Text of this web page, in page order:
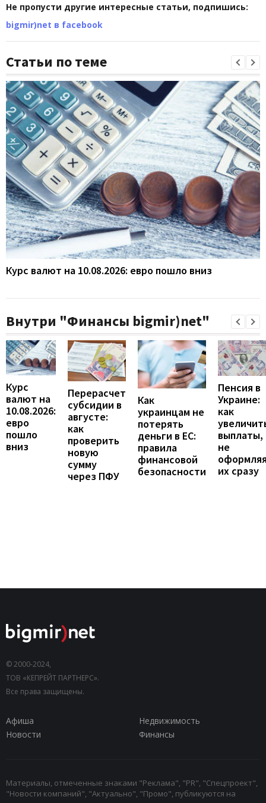
Не пропусти другие интересные статьи, подпишись:
bigmir)net в facebook
Статьи по теме
Курс валют на 10.08.2026: евро пошло вниз
Внутри "Финансы bigmir)net"
Курс
валют на
10.08.2026:
евро
пошло
вниз
Перерасчет
субсидии в
августе:
как
проверить
новую
сумму
через ПФУ
Как
украинцам не
потерять
деньги в ЕС:
правила
финансовой
безопасности
Пенсия в
Украине:
как
выплаты,
не
их сразу
© 2000-2024,
ТОВ «КЕПРЕЙТ ПАРТНЕРС».
Все права защищены.
Афиша
Недвижимость
Новости
Финансы
Материалы, отмеченные знаками "Реклама", "PR", "Спецпроект",
"Новости компаний", "Актуально", "Промо", публикуются на